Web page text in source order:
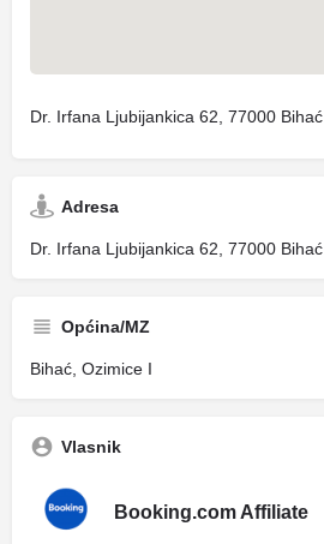
Dr. Irfana Ljubijankica 62, 77000 Bihać
Adresa
Dr. Irfana Ljubijankica 62, 77000 Bihać
Općina/MZ
Bihać, Ozimice I
Vlasnik
Booking.com Affiliate